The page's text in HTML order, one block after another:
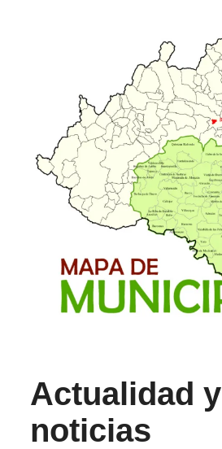
Actualidad y
noticias